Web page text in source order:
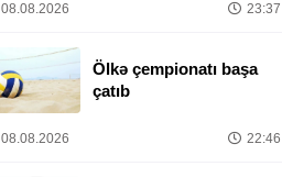
08.08.2026 23:37
Ölkə çempionatı başa
çatıb
08.08.2026 22:46